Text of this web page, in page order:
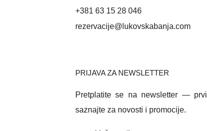
+381 63 15 28 046
rezervacije@lukovskabanja.com
PRIJAVA ZA NEWSLETTER
Pretplatite se na newsletter — prvi
saznajte za novosti i promocije.